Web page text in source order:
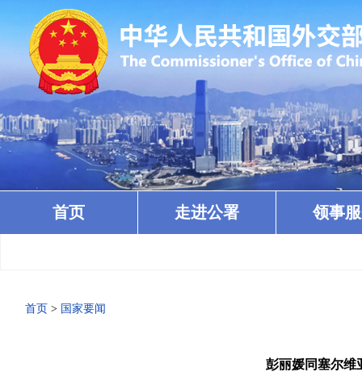
首页 走进公署 领事
首页 > 国家要闻
彭丽媛同塞尔维